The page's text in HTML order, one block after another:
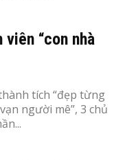
“con nhà
tích “đẹp từng
người mê”, 3 chủ